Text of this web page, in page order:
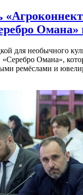
Омана»
для необычного
Омана»,
ремёслами и